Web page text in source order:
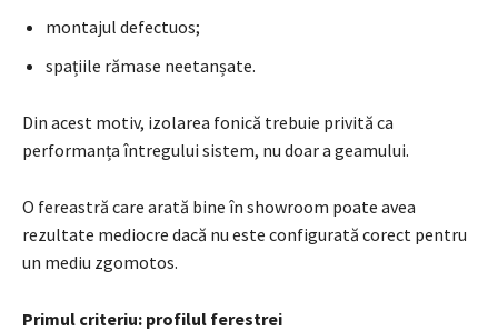
montajul defectuos;
spațiile rămase neetanșate.
Din acest motiv, izolarea fonică trebuie privită ca
performanța întregului sistem, nu doar a geamului.
O fereastră care arată bine în showroom poate avea
rezultate mediocre dacă nu este configurată corect pentru
un mediu zgomotos.
Primul criteriu: profilul ferestrei